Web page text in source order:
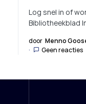
Log snel in of
Bibliotheekblad
door Menno
Geen reacties